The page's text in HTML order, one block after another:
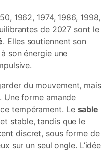
1962, 1974, 1986, 1998,
de 2027 sont le
. Elles soutiennent son
son énergie une
du mouvement, mais
Une forme amande
tempérament. Le sable
stable, tandis que le
discret, sous forme de
sur un seul ongle. L’idée